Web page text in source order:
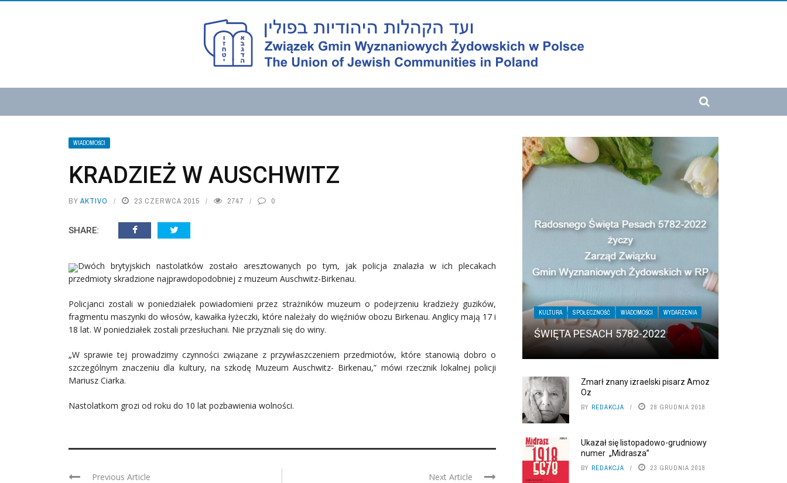
WIADOMOŚCI
KRADZIEŻ W AUSCHWITZ
BY AKTIVO 23 CZERWCA 2015 2747 0
SHARE:
Dwóch brytyjskich nastolatków zostało aresztowanych po tym, jak policja znalazła w ich plecakach
przedmioty skradzione najprawdopodobniej z muzeum Auschwitz-Birkenau.
Policjanci zostali w poniedziałek powiadomieni przez strażników muzeum o podejrzeniu kradzieży guzików,
fragmentu maszynki do włosów, kawałka łyżeczki, które należały do więźniów obozu Birkenau. Anglicy mają 17 i
18 lat. W poniedziałek zostali przesłuchani. Nie przyznali się do winy.
„W sprawie tej prowadzimy czynności związane z przywłaszczeniem przedmiotów, które stanowią dobro o
szczególnym znaczeniu dla kultury, na szkodę Muzeum Auschwitz- Birkenau,” mówi rzecznik lokalnej policji
Mariusz Ciarka.
Nastolatkom grozi od roku do 10 lat pozbawienia wolności.
Previous Article Next Article
KULTURA SPOŁECZNOŚĆ WIADOMOŚCI WYDARZENIA
ŚWIĘTA PESACH 5782-2022
Zmarł znany izraelski pisarz Amoz
Oz
BY REDAKCJA 28 GRUDNIA 2018
Ukazał się listopadowo-grudniowy
numer „Midrasza”
BY REDAKCJA 23 GRUDNIA 2018